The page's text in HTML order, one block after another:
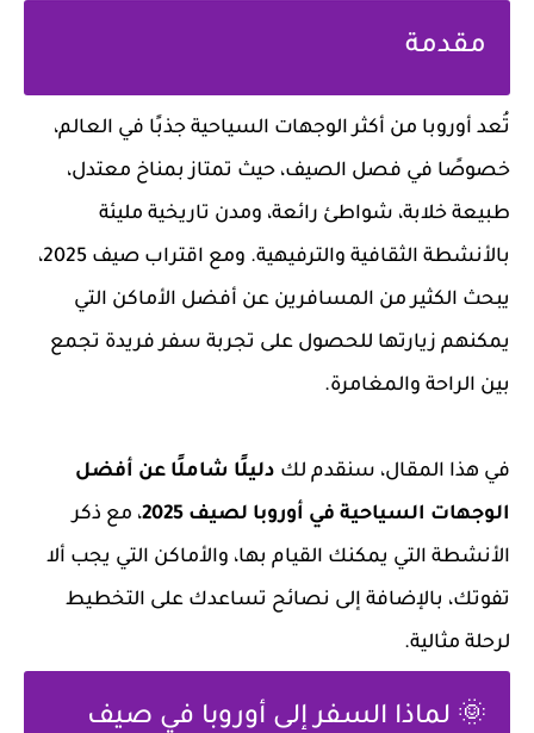
مقدمة
تُعد أوروبا من أكثر الوجهات السياحية جذبًا في العالم،
خصوصًا في فصل الصيف، حيث تمتاز بمناخ معتدل،
طبيعة خلابة، شواطئ رائعة، ومدن تاريخية مليئة
بالأنشطة الثقافية والترفيهية. ومع اقتراب صيف 2025،
يبحث الكثير من المسافرين عن أفضل الأماكن التي
يمكنهم زيارتها للحصول على تجربة سفر فريدة تجمع
بين الراحة والمغامرة.
في هذا المقال، سنقدم لك دليلًا شاملًا عن أفضل
الوجهات السياحية في أوروبا لصيف 2025
، مع ذكر
الأنشطة التي يمكنك القيام بها، والأماكن التي يجب ألا
تفوتك، بالإضافة إلى نصائح تساعدك على التخطيط
لرحلة مثالية.
🌞 لماذا السفر إلى أوروبا في صيف